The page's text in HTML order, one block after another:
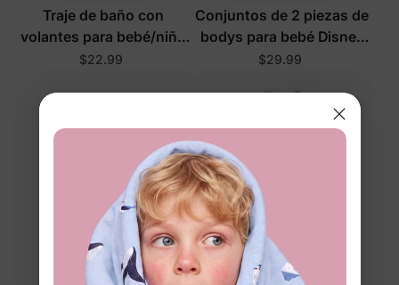
Traje de baño con
volantes para bebé/niño
pequeño de Disney Ariel
$22.99
Conjuntos de 2 piezas de
bodys para bebé Disney
Mickey y Amigos en rosa
$29.99